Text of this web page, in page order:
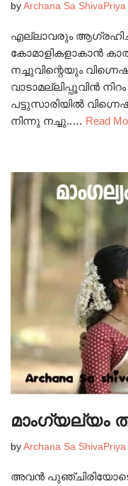
by Archana Sa ShivaPriya
എല്ലാവരും
കോമാളികളാകാൻ
നച്ചുവിന്റെയും
വാടാമല്ലിപ്പൂവിൻ
പട്ടുസാരിയിൽ
നിന്നു നച്ചു..… Read
മാംഗ്യല്യം
by Archana Sa ShivaPriya
അവൻ പുഞ്ചിരിയോടെ